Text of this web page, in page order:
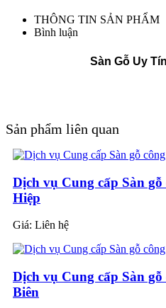
THÔNG TIN SẢN PHẨM
Bình luận
Sàn Gỗ Uy
Sản phẩm liên quan
Dịch vụ Cung cấp Sàn
Hiệp
Giá: Liên hệ
Dịch vụ Cung cấp Sàn
Biên